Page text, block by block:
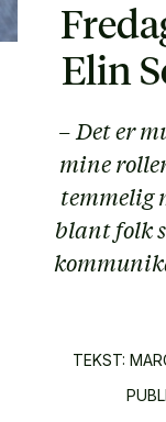
Elin
– Det er
mine
temmelig
blant folk
TEKST: